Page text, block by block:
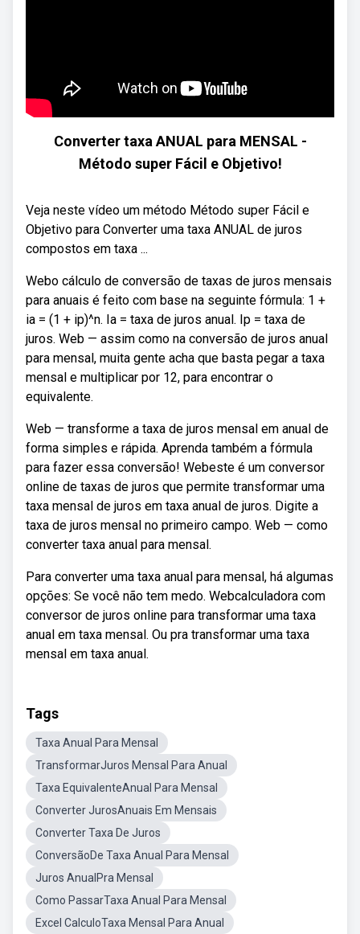
Converter taxa ANUAL para MENSAL -
Método super Fácil e Objetivo!
Veja neste vídeo um método Método super Fácil e
Objetivo para Converter uma taxa ANUAL de juros
compostos em taxa ...
Webo cálculo de conversão de taxas de juros mensais
para anuais é feito com base na seguinte fórmula: 1 +
ia = (1 + ip)^n. Ia = taxa de juros anual. Ip = taxa de
juros. Web — assim como na conversão de juros anual
para mensal, muita gente acha que basta pegar a taxa
mensal e multiplicar por 12, para encontrar o
equivalente.
Web — transforme a taxa de juros mensal em anual de
forma simples e rápida. Aprenda também a fórmula
para fazer essa conversão! Webeste é um conversor
online de taxas de juros que permite transformar uma
taxa mensal de juros em taxa anual de juros. Digite a
taxa de juros mensal no primeiro campo. Web — como
converter taxa anual para mensal.
Para converter uma taxa anual para mensal, há algumas
opções: Se você não tem medo. Webcalculadora com
conversor de juros online para transformar uma taxa
anual em taxa mensal. Ou pra transformar uma taxa
mensal em taxa anual.
Tags
Taxa Anual Para Mensal
TransformarJuros Mensal Para Anual
Taxa EquivalenteAnual Para Mensal
Converter JurosAnuais Em Mensais
Converter Taxa De Juros
ConversãoDe Taxa Anual Para Mensal
Juros AnualPra Mensal
Como PassarTaxa Anual Para Mensal
Excel CalculoTaxa Mensal Para Anual